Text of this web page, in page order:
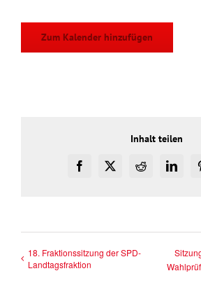
Zum Kalender hinzufügen
Inhalt teilen
Facebook
X Reddit
18. Fraktionssitzung der SPD-
Landtagsfraktion